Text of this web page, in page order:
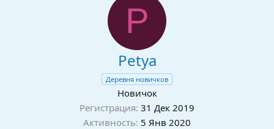
P
Petya
Деревня новичков
Новичок
Регистрация 31 Дек 2019
Активность 5 Янв 2020